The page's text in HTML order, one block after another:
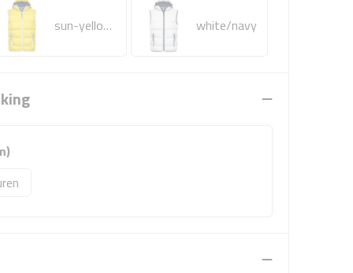
sun-yellow/white white/navy